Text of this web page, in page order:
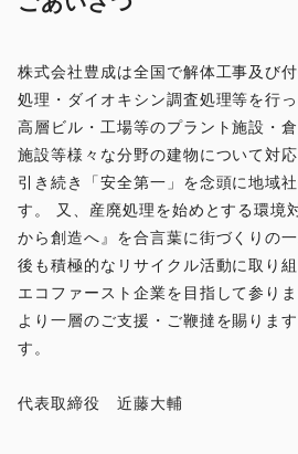
株式会社豊成は全国で解体工事及び
処理・ダイオキシン調査処理等を行っ
高層ビル・工場等のプラント施設・
施設等様々な分野の建物について対応
引き続き「安全第一」を念頭に地域
す。 又、産廃処理を始めとする環境
から創造へ』を合言葉に街づくりの
後も積極的なリサイクル活動に取り
エコファースト企業を目指して参りま
より一層のご支援・ご鞭撻を賜りま
す。
代表取締役 近藤大輔